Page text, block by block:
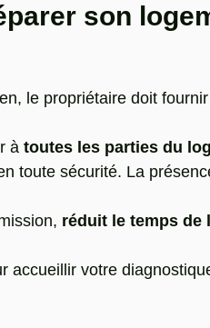
son
le propriétaire doit
à toutes les parties du
toute sécurité. La
réduit le temps de
accueillir votre